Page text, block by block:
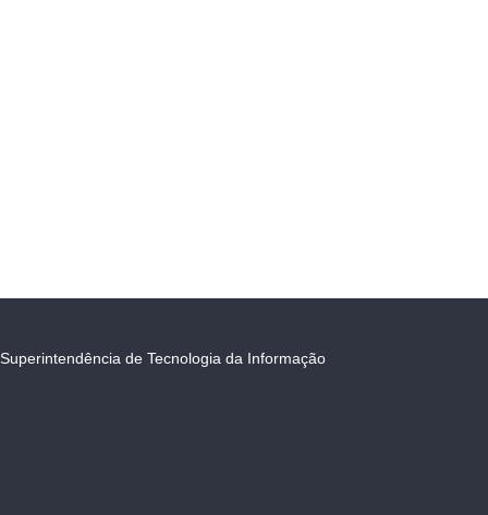
Superintendência de Tecnologia da Informação